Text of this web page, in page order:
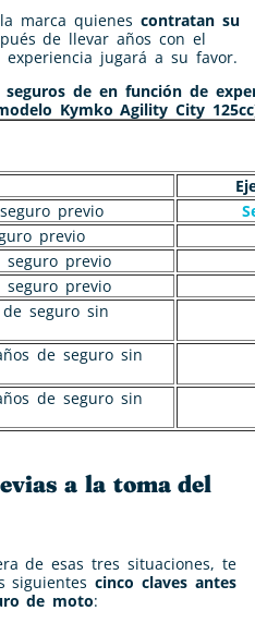
marca quienescontratan su
de llevar años con el
jugará a su favor.
de en función de
Kymko Agility City
previo
previo
previo
previo
seguro sin
de seguro sin
de seguro sin
a la toma del
de esas tres situaciones, te
siguientescinco claves antes
de moto: